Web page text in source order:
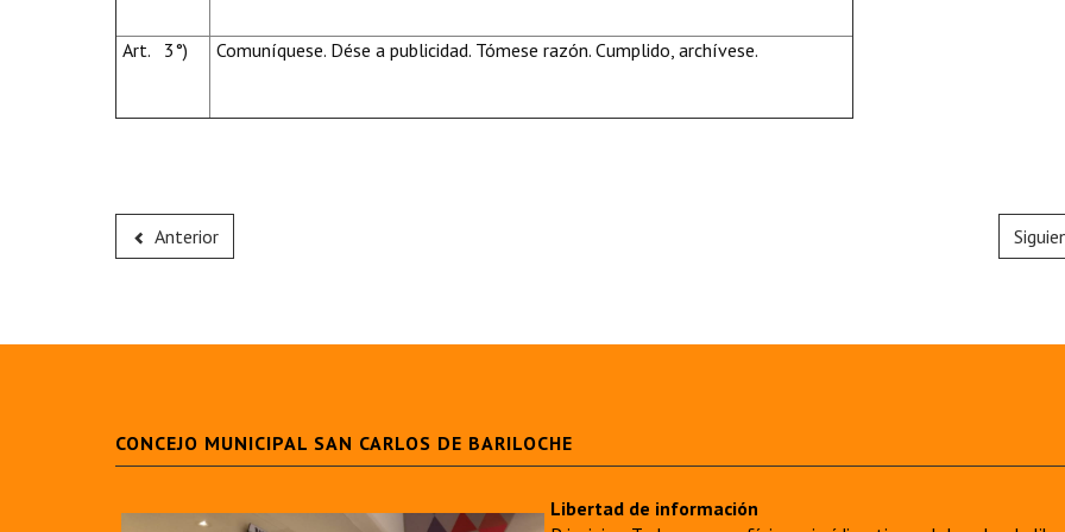
Art. 3°) Comuníquese. Dése a publicidad. Tómese razón. Cumplido, archívese.
Anterior
CONCEJO MUNICIPAL SAN CARLOS DE BARILOCHE
Libertad de información